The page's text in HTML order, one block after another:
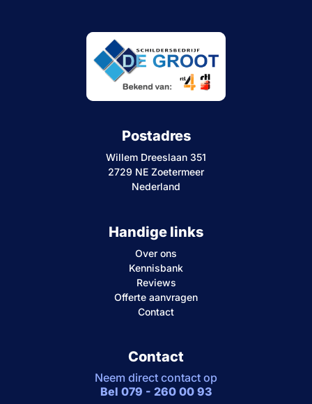
Postadres
Willem Dreeslaan 351
2729 NE Zoetermeer
Nederland
Handige links
Over ons
Kennisbank
Reviews
Offerte aanvragen
Contact
Contact
Neem direct contact op
Bel 079 - 260 00 93